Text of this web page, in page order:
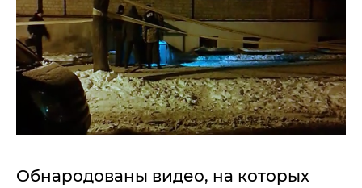
Обнародованы видео, на которых